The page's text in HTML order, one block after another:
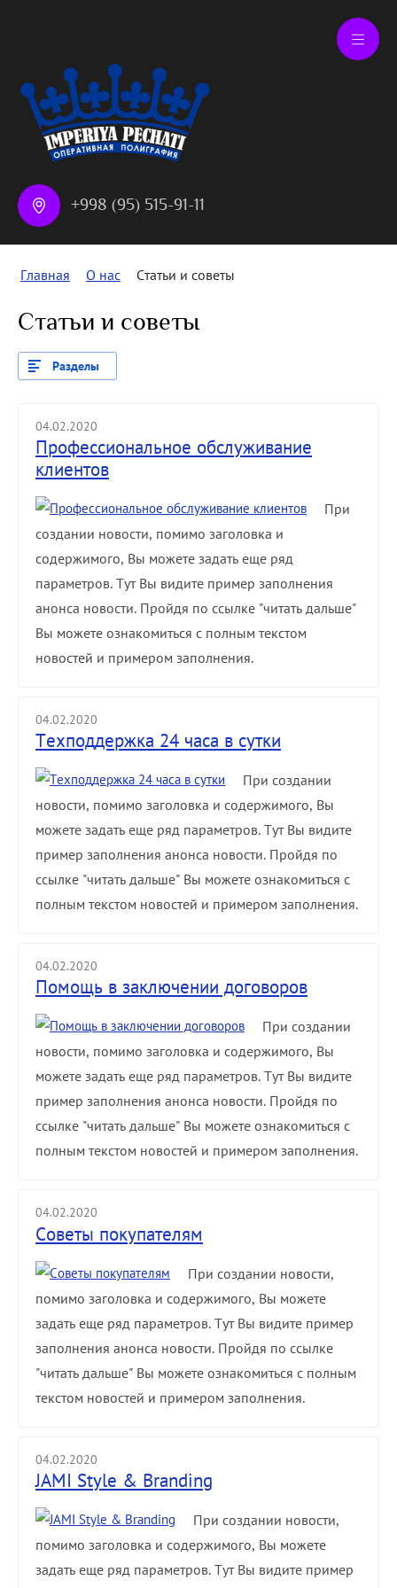
+998 (95) 515-91-11
Главная О нас Статьи и советы
Статьи и советы
Разделы
04.02.2020
Профессиональное обслуживание
клиентов
При
создании новости, помимо заголовка и
содержимого, Вы можете задать еще ряд
параметров. Тут Вы видите пример заполнения
анонса новости. Пройдя по ссылке "читать дальше"
Вы можете ознакомиться с полным текстом
новостей и примером заполнения.
04.02.2020
Техподдержка 24 часа в сутки
При создании
новости, помимо заголовка и содержимого, Вы
можете задать еще ряд параметров. Тут Вы видите
пример заполнения анонса новости. Пройдя по
ссылке "читать дальше" Вы можете ознакомиться с
полным текстом новостей и примером заполнения.
04.02.2020
Помощь в заключении договоров
При создании
новости, помимо заголовка и содержимого, Вы
можете задать еще ряд параметров. Тут Вы видите
пример заполнения анонса новости. Пройдя по
ссылке "читать дальше" Вы можете ознакомиться с
полным текстом новостей и примером заполнения.
04.02.2020
Советы покупателям
При создании новости,
помимо заголовка и содержимого, Вы можете
задать еще ряд параметров. Тут Вы видите пример
заполнения анонса новости. Пройдя по ссылке
"читать дальше" Вы можете ознакомиться с полным
текстом новостей и примером заполнения.
04.02.2020
JAMI Style & Branding
При создании новости,
помимо заголовка и содержимого, Вы можете
задать еще ряд параметров. Тут Вы видите пример